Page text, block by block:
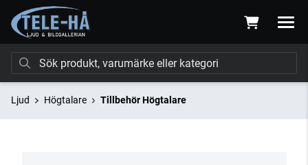
Ljud Högtalare Tillbehör Högtalare